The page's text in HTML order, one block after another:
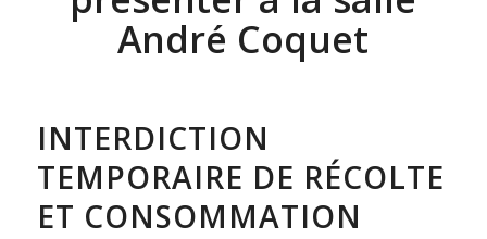
André Coquet
INTERDICTION
TEMPORAIRE DE RÉCOLTE
ET CONSOMMATION